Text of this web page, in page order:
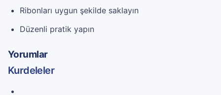
Ribonları uygun şekilde saklayın
Düzenli pratik yapın
Yorumlar
Kurdeleler